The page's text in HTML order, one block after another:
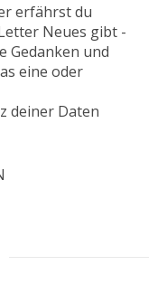
erfährst du
Neues gibt -
Gedanken und
eine oder
deiner Daten